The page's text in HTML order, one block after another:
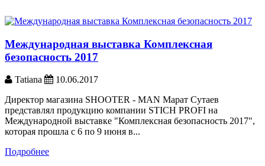
Международная выставка Комплексная
безопасность 2017
Tatiana
10.06.2017
Директор магазина SHOOTER - MAN Марат Сутаев
представлял продукцию компании STICH PROFI на
Международной выставке "Комплексная безопасность 2017",
которая прошла с 6 по 9 июня в...
Подробнее